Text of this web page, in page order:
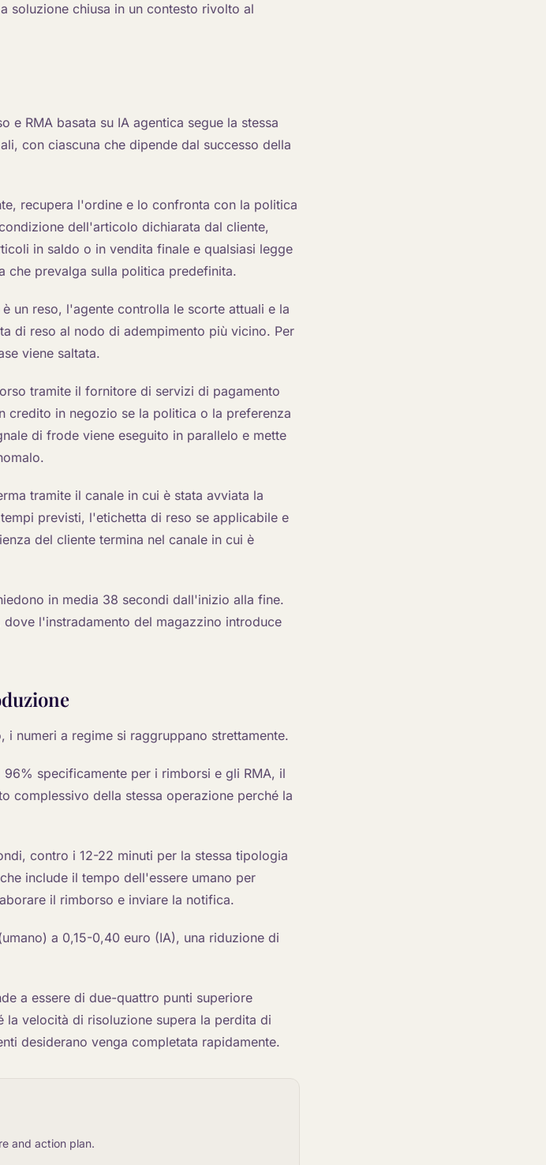
soluzione chiusa in un contesto rivolto al
e RMA basata su IA agentica segue la stessa
con ciascuna che dipende dal successo della
recupera l'ordine e lo confronta con la politica
dell'articolo dichiarata dal cliente,
in saldo o in vendita finale e qualsiasi legge
che prevalga sulla politica predefinita.
è un reso, l'agente controlla le scorte attuali e la
di reso al nodo di adempimento più vicino. Per
viene saltata.
tramite il fornitore di servizi di pagamento
in negozio se la politica o la preferenza
di frode viene eseguito in parallelo e mette
tramite il canale in cui è stata avviata la
previsti, l'etichetta di reso se applicabile e
del cliente termina nel canale in cui è
in media 38 secondi dall'inizio alla fine.
l'instradamento del magazzino introduce
numeri a regime si raggruppano strettamente.
specificamente per i rimborsi e gli RMA, il
complessivo della stessa operazione perché la
contro i 12-22 minuti per la stessa tipologia
include il tempo dell'essere umano per
il rimborso e inviare la notifica.
a 0,15-0,40 euro (IA), una riduzione di
a essere di due-quattro punti superiore
la velocità di risoluzione supera la perdita di
desiderano venga completata rapidamente.
and action plan.